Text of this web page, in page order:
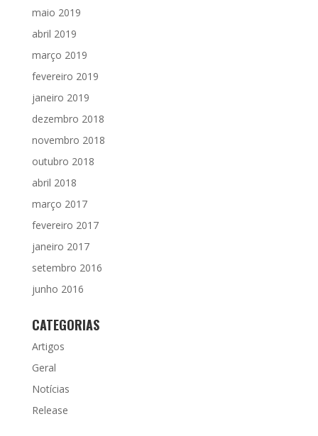
maio 2019
abril 2019
março 2019
fevereiro 2019
janeiro 2019
dezembro 2018
novembro 2018
outubro 2018
abril 2018
março 2017
fevereiro 2017
janeiro 2017
setembro 2016
junho 2016
CATEGORIAS
Artigos
Geral
Notícias
Release